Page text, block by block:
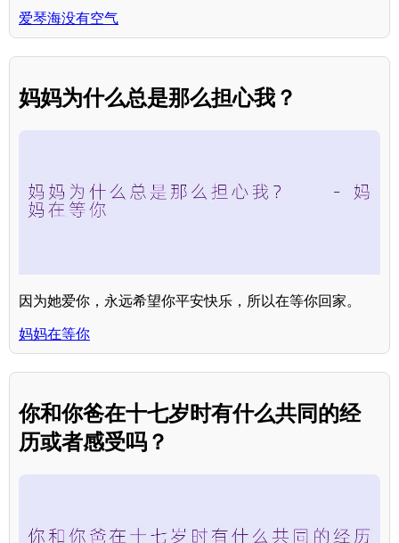
爱琴海没有空气
妈妈为什么总是那么担心我？
因为她爱你，永远希望你平安快乐，所以在等你回家。
妈妈在等你
你和你爸在十七岁时有什么共同的经
历或者感受吗？